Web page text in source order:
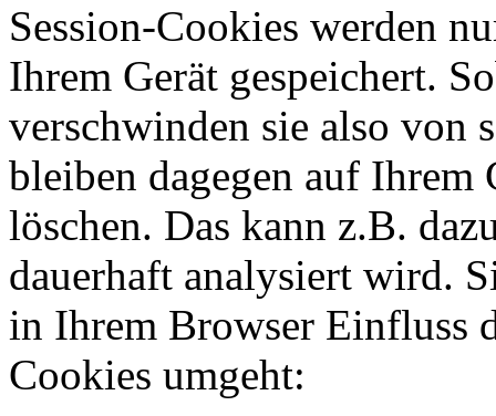
Session-Cookies werden
Ihrem Gerät gespeichert.
verschwinden sie also von
bleiben dagegen auf Ihrem
löschen. Das kann z.B.
dauerhaft analysiert wird.
in Ihrem Browser Einfluss
Cookies umgeht: